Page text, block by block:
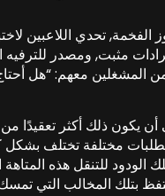
تحدي اللاعبين
مثبت, ومصدر للترفيه
المشغلين معهم: “هل
يكون ذلك أكثر تعقيدًا من
مختلفة تختلف بشكل
الودود للتنقل هذه